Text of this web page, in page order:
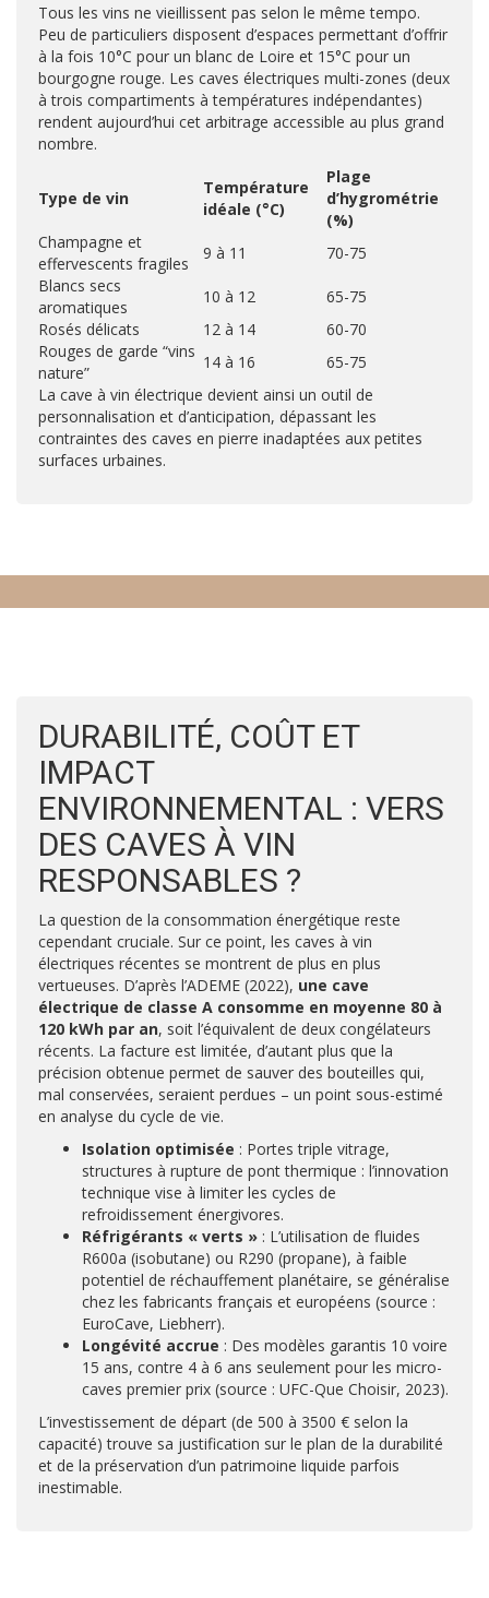
Tous les vins ne vieillissent pas selon le même tempo.
Peu de particuliers disposent d’espaces permettant d’offrir
à la fois 10°C pour un blanc de Loire et 15°C pour un
bourgogne rouge. Les caves électriques multi-zones (deux
à trois compartiments à températures indépendantes)
rendent aujourd’hui cet arbitrage accessible au plus grand
nombre.
Type de vin
Température
idéale (°C)
Plage
d’hygrométrie
(%)
Champagne et
effervescents fragiles
9 à 11
70-75
Blancs secs
aromatiques
10 à 12
65-75
Rosés délicats
12 à 14
60-70
Rouges de garde “vins
nature”
14 à 16
65-75
La cave à vin électrique devient ainsi un outil de
personnalisation et d’anticipation, dépassant les
contraintes des caves en pierre inadaptées aux petites
surfaces urbaines.
DURABILITÉ, COÛT ET
IMPACT
ENVIRONNEMENTAL : VERS
DES CAVES À VIN
RESPONSABLES ?
La question de la consommation énergétique reste
cependant cruciale. Sur ce point, les caves à vin
électriques récentes se montrent de plus en plus
vertueuses. D’après l’ADEME (2022), une cave
électrique de classe A consomme en moyenne 80 à
120 kWh par an, soit l’équivalent de deux congélateurs
récents. La facture est limitée, d’autant plus que la
précision obtenue permet de sauver des bouteilles qui,
mal conservées, seraient perdues – un point sous-estimé
en analyse du cycle de vie.
Isolation optimisée : Portes triple vitrage,
structures à rupture de pont thermique : l’innovation
technique vise à limiter les cycles de
refroidissement énergivores.
Réfrigérants « verts » : L’utilisation de fluides
R600a (isobutane) ou R290 (propane), à faible
potentiel de réchauffement planétaire, se généralise
chez les fabricants français et européens (source :
EuroCave, Liebherr).
Longévité accrue : Des modèles garantis 10 voire
15 ans, contre 4 à 6 ans seulement pour les micro-
caves premier prix (source : UFC-Que Choisir, 2023).
L’investissement de départ (de 500 à 3500 € selon la
capacité) trouve sa justification sur le plan de la durabilité
et de la préservation d’un patrimoine liquide parfois
inestimable.